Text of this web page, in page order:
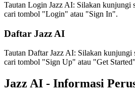
Tautan Login Jazz AI: Silakan kunjungi
cari tombol "Login" atau "Sign In".
Daftar Jazz AI
Tautan Daftar Jazz AI: Silakan kunjungi
cari tombol "Sign Up" atau "Get
Jazz AI - Informasi